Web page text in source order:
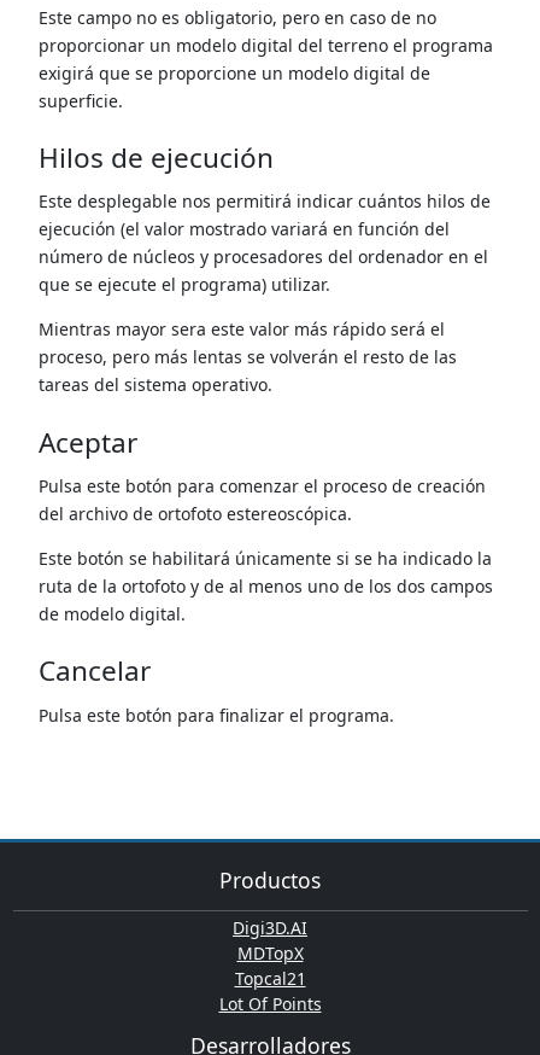
Este campo no es obligatorio, pero en caso de no
proporcionar un modelo digital del terreno el programa
exigirá que se proporcione un modelo digital de
superficie.
Hilos de ejecución
Este desplegable nos permitirá indicar cuántos hilos de
ejecución (el valor mostrado variará en función del
número de núcleos y procesadores del ordenador en el
que se ejecute el programa) utilizar.
Mientras mayor sera este valor más rápido será el
proceso, pero más lentas se volverán el resto de las
tareas del sistema operativo.
Aceptar
Pulsa este botón para comenzar el proceso de creación
del archivo de ortofoto estereoscópica.
Este botón se habilitará únicamente si se ha indicado la
ruta de la ortofoto y de al menos uno de los dos campos
de modelo digital.
Cancelar
Pulsa este botón para finalizar el programa.
Productos
Digi3D.AI
MDTopX
Topcal21
Lot Of Points
Desarrolladores